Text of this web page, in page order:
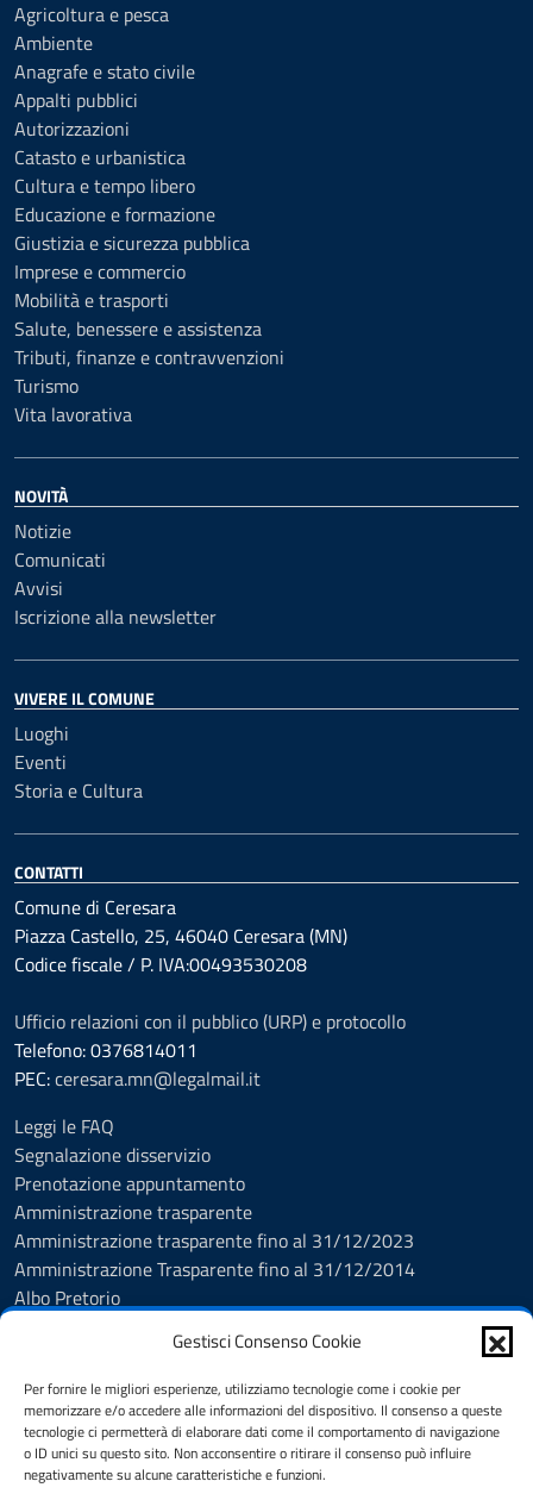
Gestisci Consenso Cookie
Per fornire le migliori esperienze, utilizziamo tecnologie come i cookie per
memorizzare e/o accedere alle informazioni del dispositivo. Il consenso a queste
tecnologie ci permetterà di elaborare dati come il comportamento di navigazione
o ID unici su questo sito. Non acconsentire o ritirare il consenso può influire
negativamente su alcune caratteristiche e funzioni.
Agricoltura e pesca
Ambiente
Anagrafe e stato civile
Appalti pubblici
Autorizzazioni
Catasto e urbanistica
Cultura e tempo libero
Educazione e formazione
Giustizia e sicurezza pubblica
Imprese e commercio
Mobilità e trasporti
Salute, benessere e assistenza
Tributi, finanze e contravvenzioni
Turismo
Vita lavorativa
NOVITÀ
Notizie
Comunicati
Avvisi
Iscrizione alla newsletter
VIVERE IL COMUNE
Luoghi
Eventi
Storia e Cultura
CONTATTI
Comune di Ceresara
Piazza Castello, 25, 46040 Ceresara (MN)
Codice fiscale / P. IVA:00493530208
Ufficio relazioni con il pubblico (URP) e protocollo
Telefono: 0376814011
PEC:ceresara.mn@legalmail.it
Leggi le FAQ
Segnalazione disservizio
Prenotazione appuntamento
Amministrazione trasparente
Amministrazione trasparente fino al 31/12/2023
Amministrazione Trasparente fino al 31/12/2014
Albo Pretorio
Dichiarazione di accessibilità
Obiettivi di accessibilità
Note legali
Feedback Accessibilità